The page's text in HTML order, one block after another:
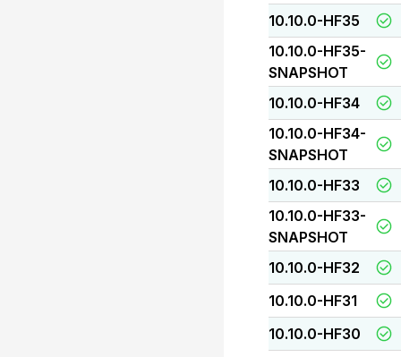
10.10.0-HF35
10.10.0-HF35-
SNAPSHOT
10.10.0-HF34
10.10.0-HF34-
SNAPSHOT
10.10.0-HF33
10.10.0-HF33-
SNAPSHOT
10.10.0-HF32
10.10.0-HF31
10.10.0-HF30